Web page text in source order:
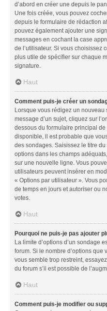
d’abord en créer une depuis le
Une fois créée, vous pouvez
depuis le formulaire de rédaction
pouvez également ajouter une
messages en cochant la case
de l’utilisateur. Si vous choisissez
plus utile de spécifier sur chaque
signature.
Haut
Comment puis-je créer un
Lorsque vous rédigez un
message d’un sujet, cliquez sur
dessous du formulaire principal de
disponible, il est probable que
des sondages. Saisissez le titre
options dans les champs
sur une nouvelle ligne. Vous
utilisateurs peuvent insérer en
« Options par utilisateur ». Vous
de temps en jours et autoriser ou
votes.
Haut
Pourquoi ne puis-je pas ajouter
La limite d’options d’un sondage
forum. Si le nombre d’options
vous semble trop restreint,
du forum s’il est possible de
Haut
Comment puis-je modifier ou